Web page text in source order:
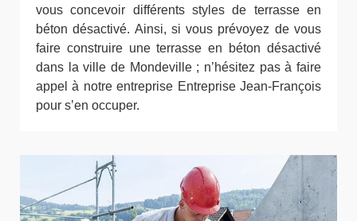
vous concevoir différents styles de terrasse en
béton désactivé. Ainsi, si vous prévoyez de vous
faire construire une terrasse en béton désactivé
dans la ville de Mondeville ; n’hésitez pas à faire
appel à notre entreprise Entreprise Jean-François
pour s’en occuper.